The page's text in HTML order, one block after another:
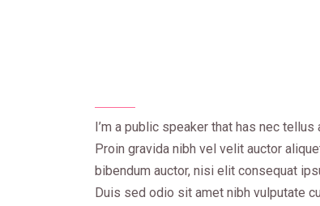
I’m a public speaker that has nec
Proin gravida nibh vel velit auctor
bibendum auctor, nisi elit consequat
Duis sed odio sit amet nibh vulputate